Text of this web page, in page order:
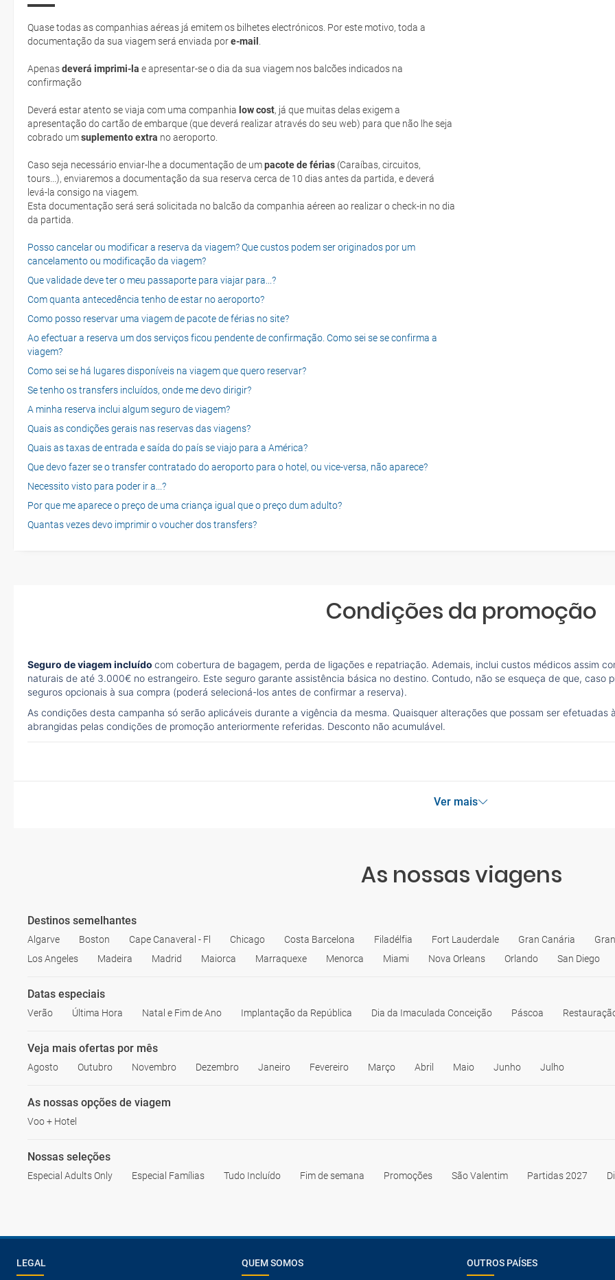
Quase todas as companhias aéreas já emitem os bilhetes electrónicos. Por este motivo, toda a
documentação da sua viagem será enviada pore-mail
Apenasdeverá imprimi-la e apresentar-se o dia da sua viagem nos balcões indicados na
confirmação
Deverá estar atento se viaja com uma companhia low cost, já que muitas delas exigem a
apresentação do cartão de embarque (que deverá realizar através do seu web) para que não lhe seja
cobrado umsuplemento extra no aeroporto.
Caso seja necessário enviar-lhe a documentação de umpacote de férias (Caraíbas, circuitos,
tours...), enviaremos a documentação da sua reserva cerca de 10 dias antes da partida, e deverá
levá-la consigo na viagem.
Esta documentação será será solicitada no balcão da companhia aéreen ao realizar o check-in no dia
da partida.
Posso cancelar ou modificar a reserva da viagem? Que custos podem ser originados por um
cancelamento ou modificação da viagem?
Que validade deve ter o meu passaporte para viajar para...?
Com quanta antecedência tenho de estar no aeroporto?
Como posso reservar uma viagem de pacote de férias no site?
Ao efectuar a reserva um dos serviços ficou pendente de confirmação. Como sei se se confirma a
viagem?
Como sei se há lugares disponíveis na viagem que quero reservar?
Se tenho os transfers incluídos, onde me devo dirigir?
A minha reserva inclui algum seguro de viagem?
Quais as condições gerais nas reservas das viagens?
Quais as taxas de entrada e saída do país se viajo para a América?
Que devo fazer se o transfer contratado do aeroporto para o hotel, ou vice-versa, não aparece?
Necessito visto para poder ir a...?
Por que me aparece o preço de uma criança igual que o preço dum adulto?
Quantas vezes devo imprimir o voucher dos transfers?
Condições da promoção
Seguro de viagem incluído com cobertura de bagagem, perda de ligações e repatriação. Ademais, inclui custos médicos assim
naturais de até 3.000€ no estrangeiro. Este seguro garante assistência básica no destino. Contudo, não se esqueça de que,
seguros opcionais à sua compra (poderá selecioná-los antes de confirmar a reserva).
As condições desta campanha só serão aplicáveis durante a vigência da mesma. Quaisquer alterações que possam ser
abrangidas pelas condições de promoção anteriormente referidas. Desconto não acumulável.
Ver mais
As nossas viagens
Destinos semelhantes
Algarve Boston Cape Canaveral - Fl Chicago Costa Barcelona Filadélfia Fort Lauderdale Gran Canária
Los Angeles
Madeira Madrid Maiorca Marraquexe Menorca Miami Nova Orleans Orlando San Diego
Datas especiais
Verão Última Hora Natal e Fim de Ano Implantação da República Dia da Imaculada Conceição Páscoa
Veja mais ofertas por mês
Agosto Outubro Novembro Dezembro Janeiro Fevereiro Março Abril Maio Junho Julho
As nossas opções de viagem
Voo + Hotel
Nossas seleções
Especial Adults Only Especial Famílias Tudo Incluído Fim de semana Promoções São Valentim Partidas 2027
LEGAL QUEM SOMOS OUTROS PAÍSES